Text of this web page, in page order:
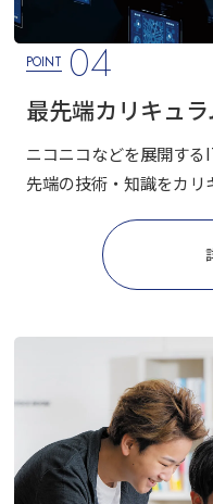
POINT 04
最先端カリキュラ
ニコニコなどを展開す
先端の技術・知識をカリ